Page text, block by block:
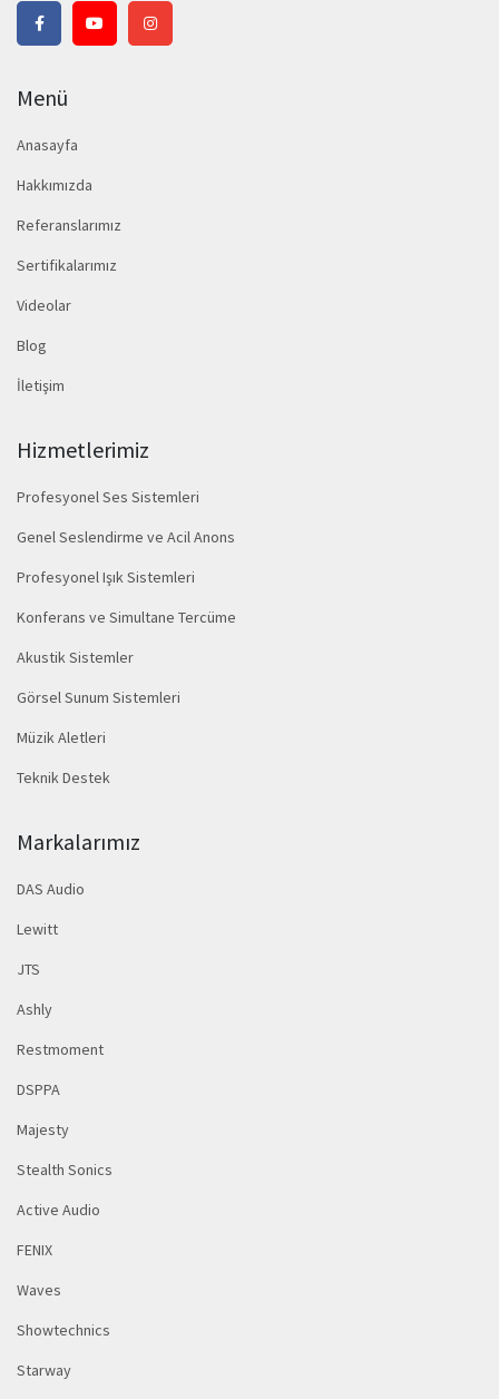
Menü
Anasayfa
Hakkımızda
Referanslarımız
Sertifikalarımız
Videolar
Blog
İletişim
Hizmetlerimiz
Profesyonel Ses Sistemleri
Genel Seslendirme ve Acil Anons
Profesyonel Işık Sistemleri
Konferans ve Simultane Tercüme
Akustik Sistemler
Görsel Sunum Sistemleri
Müzik Aletleri
Teknik Destek
Markalarımız
DAS Audio
Lewitt
JTS
Ashly
Restmoment
DSPPA
Majesty
Stealth Sonics
Active Audio
FENIX
Waves
Showtechnics
Starway